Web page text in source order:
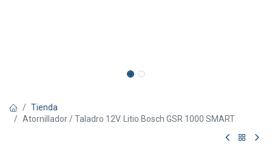
Tienda
Atornillador / Taladro 12V. Litio Bosch GSR 1000 SMART